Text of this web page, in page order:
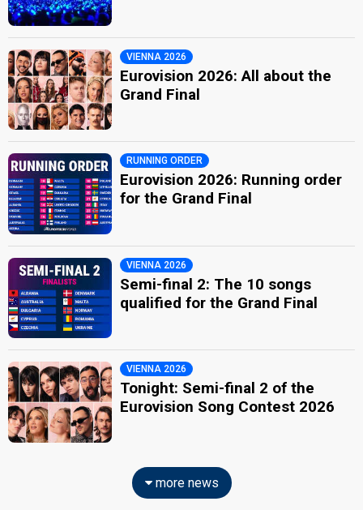
VIENNA 2026
Eurovision 2026: All about the
Grand Final
RUNNING ORDER
Eurovision 2026: Running order
for the Grand Final
VIENNA 2026
Semi-final 2: The 10 songs
qualified for the Grand Final
VIENNA 2026
Tonight: Semi-final 2 of the
Eurovision Song Contest 2026
more news